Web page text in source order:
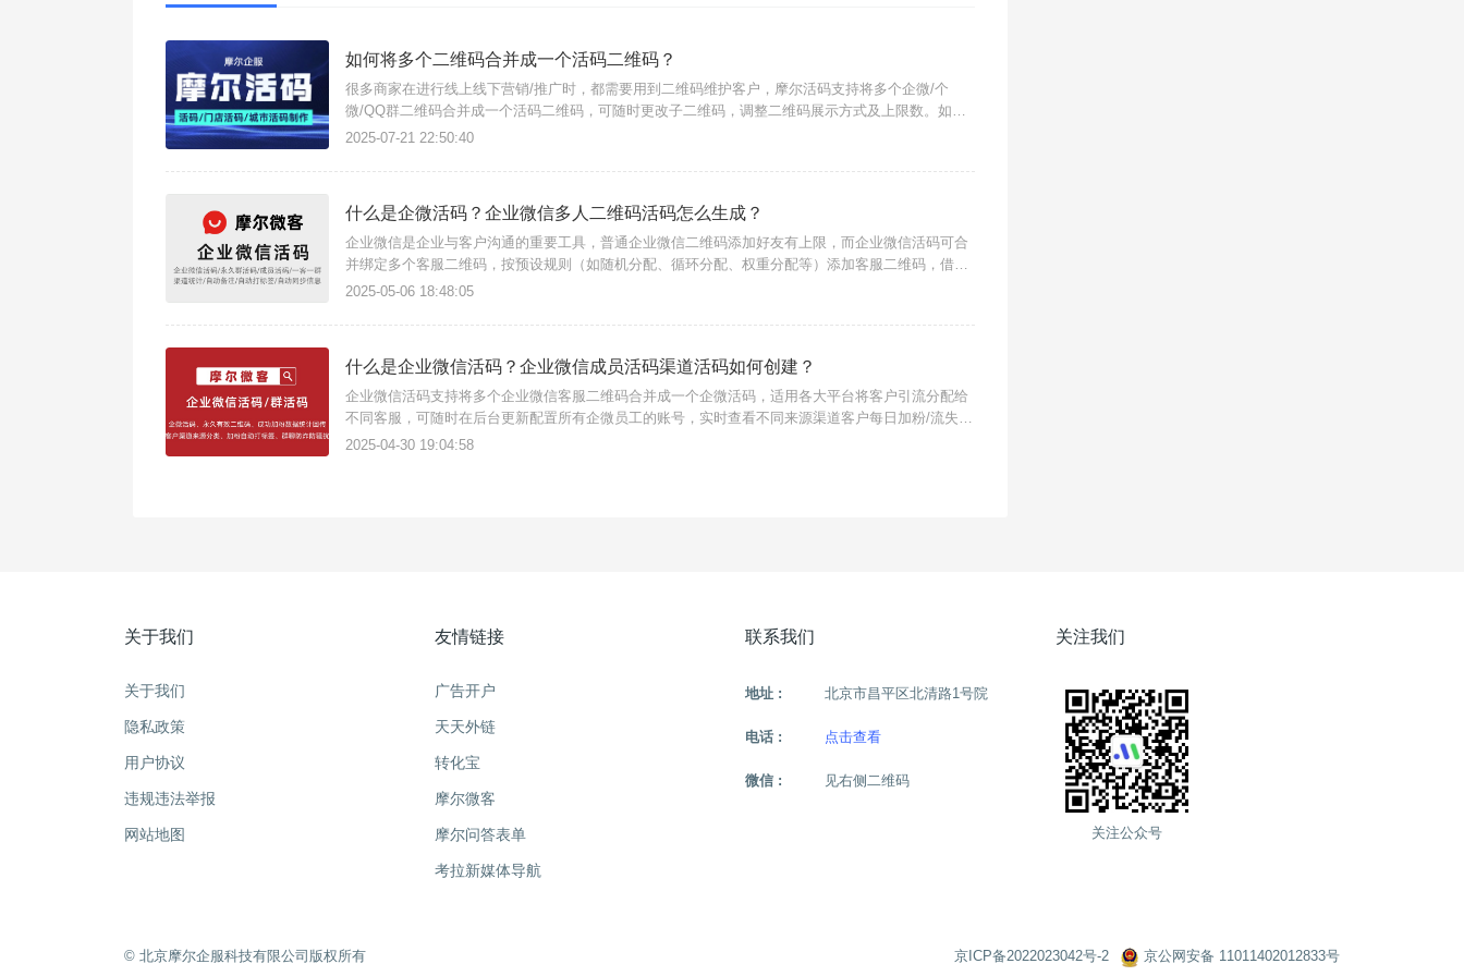
如何将多个二维码合并成一个活码二维码？
很多商家在进行线上线下营销/推广时，都需要用到二维码维护客户，摩尔活码支持将多个企微/个
微/QQ群二维码合并成一个活码二维码，可随时更改子二维码，调整二维码展示方式及上限数。如何
将多个二维码合并成一个活码只需进入摩尔活码工具，注册账号登录后台；选择创建活码功能，设置
2025-07-21 22:50:40
什么是企微活码？企业微信多人二维码活码怎么生成？
企业微信是企业与客户沟通的重要工具，普通企业微信二维码添加好友有上限，而企业微信活码可合
并绑定多个客服二维码，按预设规则（如随机分配、循环分配、权重分配等）添加客服二维码，借助
三方工具摩尔微客生成的企微活码，支持动态分流客户，避免账号被封，有效提高企业微信客户管理
2025-05-06 18:48:05
什么是企业微信活码？企业微信成员活码渠道活码如何创建？
企业微信活码支持将多个企业微信客服二维码合并成一个企微活码，适用各大平台将客户引流分配给
不同客服，可随时在后台更新配置所有企微员工的账号，实时查看不同来源渠道客户每日加粉/流失统
计数，。企业微信成员活码渠道活码如何创建？1、进入摩尔微客官网，点击【立即免费创建活
2025-04-30 19:04:58
关于我们
关于我们
隐私政策
用户协议
违规违法举报
网站地图
友情链接
广告开户
天天外链
转化宝
摩尔微客
摩尔问答表单
考拉新媒体导航
联系我们
地址 : 北京市昌平区北清路1号院
电话 : 点击查看
微信 : 见右侧二维码
关注我们
关注公众号
©️ 北京摩尔企服科技有限公司版权所有 京ICP备2022023042号-2 京公网安备 11011402012833号